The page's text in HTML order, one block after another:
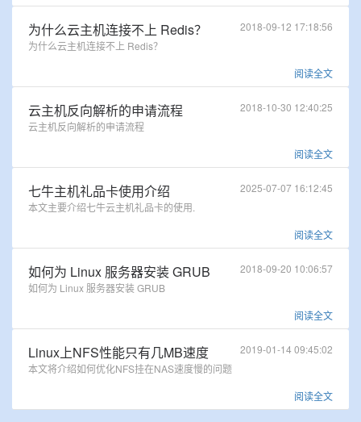
为什么云主机连接不上 Redis？
为什么云主机连接不上 Redis？
阅读全文
2018-09-12 17:18:56
云主机反向解析的申请流程
云主机反向解析的申请流程
阅读全文
2018-10-30 12:40:25
七牛主机礼品卡使用介绍
本文主要介绍七牛云主机礼品卡的使用.
阅读全文
2025-07-07 16:12:45
如何为 Linux 服务器安装 GRUB
如何为 Linux 服务器安装 GRUB
阅读全文
2018-09-20 10:06:57
Linux上NFS性能只有几MB速度
本文将介绍如何优化NFS挂在NAS速度慢的问题
阅读全文
2019-01-14 09:45:02